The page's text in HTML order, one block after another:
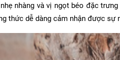
nhàng và vị ngọt béo đặc
thức dễ dàng cảm nhận được sự